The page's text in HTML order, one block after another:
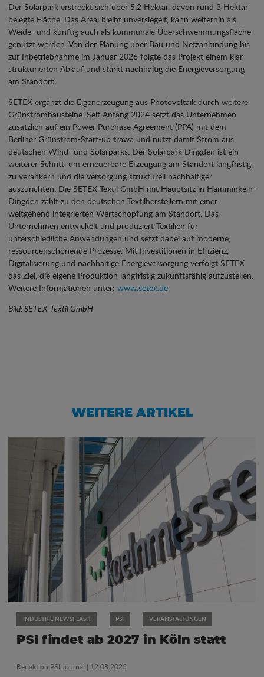
Der Solarpark erstreckt sich über 5,2 Hektar, davon rund 3 Hektar
belegte Fläche. Das Areal bleibt unversiegelt, kann weiterhin als
Weide- und künftig auch als kommunale Überschwemmungsfläche
genutzt werden. Von der Planung über Bau und Netzanbindung bis
zur Inbetriebnahme im Januar 2026 folgte das Projekt einem klar
strukturierten Ablauf und stärkt nachhaltig die Energieversorgung
am Standort.
SETEX ergänzt die Eigenerzeugung aus Photovoltaik durch weitere
Grünstrombausteine. Seit Anfang 2024 setzt das Unternehmen
zusätzlich auf ein Power Purchase Agreement (PPA) mit dem
Berliner Grünstrom-Start-up trawa und nutzt damit Strom aus
deutschen Wind- und Solarparks. Der Solarpark Dingden ist ein
weiterer Schritt, um erneuerbare Erzeugung am Standort langfristig
zu verankern und die Versorgung strukturell nachhaltiger
auszurichten. Die SETEX-Textil GmbH mit Hauptsitz in Hamminkeln-
Dingden zählt zu den deutschen Textilherstellern mit einer
weitgehend integrierten Wertschöpfung am Standort. Das
Unternehmen entwickelt und produziert Textilien für
unterschiedliche Anwendungen und setzt dabei auf moderne,
ressourcenschonende Prozesse. Mit Investitionen in Effizienz,
Digitalisierung und nachhaltige Energieversorgung verfolgt SETEX
das Ziel, die eigene Produktion langfristig zukunftsfähig aufzustellen.
Weitere Informationen unter: www.setex.de
Bild: SETEX-Textil GmbH
WEITERE ARTIKEL
INDUSTRIE NEWSFLASH PSI VERANSTALTUNGEN
PSI findet ab 2027 in Köln statt
Redaktion PSI Journal | 12.08.2025